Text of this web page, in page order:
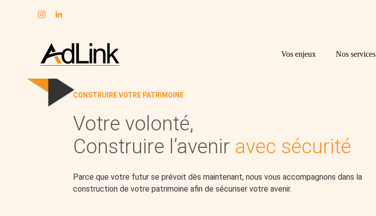
Aller
au
Vos enjeux Nos services
CONSTRUIRE VOTRE PATRIMOINE
Votre volonté,
Construire l’avenir avec sécurité
Parce que votre futur se prévoit dès maintenant, nous vous accompagnons dans la
construction de votre patrimoine afin de sécuriser votre avenir.